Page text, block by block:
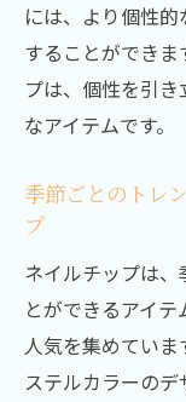
には、より個性
することができ
プは、個性を引
なアイテムです。
季節ごとのトレ
プ
ネイルチップは
とができるアイ
人気を集めてい
ステルカラーの